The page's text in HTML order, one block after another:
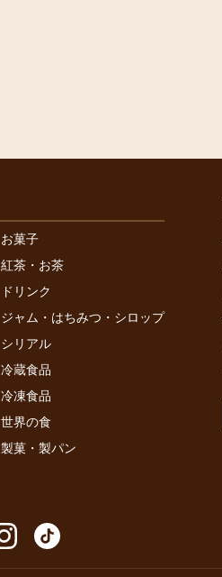
お菓子
紅茶・お茶
ドリンク
ジャム・はちみつ・シロップ
シリアル
冷蔵食品
冷凍食品
世界の食
製菓・製パン